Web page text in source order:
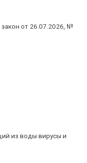
от 26.07.2026, №
из воды вирусы и